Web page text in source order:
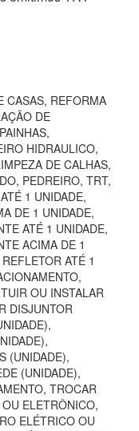
CASAS, REFORMA
DE
HIDRAULICO,
DE CALHAS,
PEDREIRO, TRT,
1 UNIDADE,
DE 1 UNIDADE,
ATÉ 1 UNIDADE,
ACIMA DE 1
ATÉ 1
OU INSTALAR
DISJUNTOR
(UNIDADE),
(UNIDADE),
TROCAR
ELETRÔNICO,
ELÉTRICO OU